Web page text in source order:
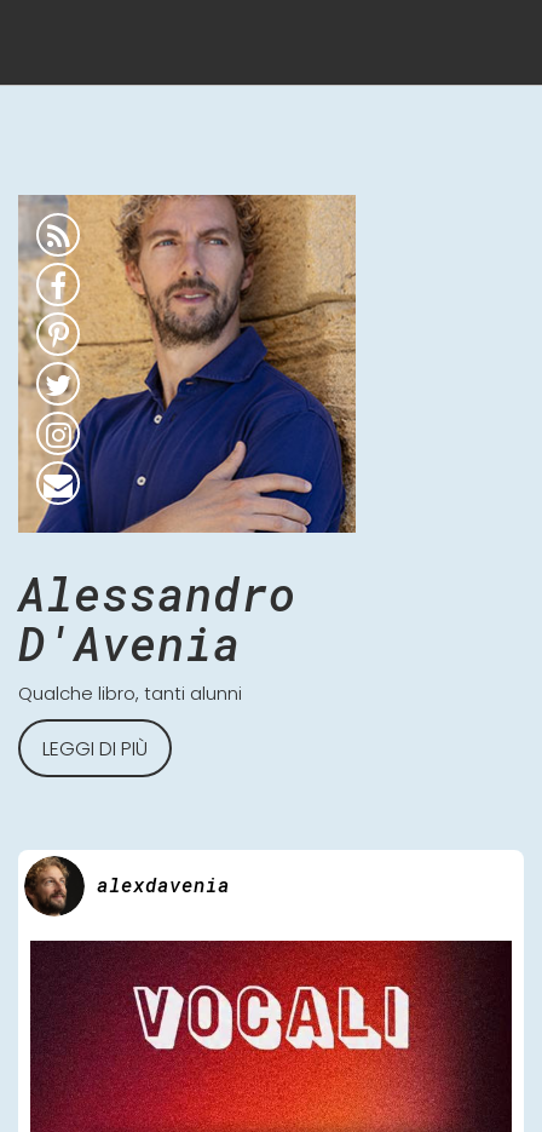
Alessandro
D'Avenia
Qualche libro, tanti alunni
LEGGI DI PIÙ
alexdavenia